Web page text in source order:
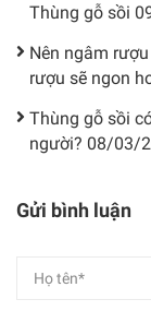
Thùng gỗ sồi
Nên ngâm
rượu sẽ ngon
Thùng gỗ sồi
người? 08/03/
Gửi bình luận